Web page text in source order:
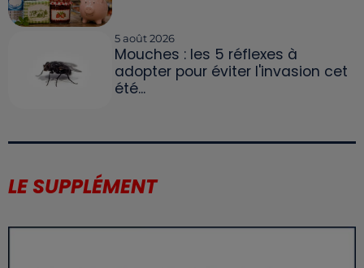
5 août 2026
Mouches : les 5 réflexes à
adopter pour éviter l'invasion cet
été...
LE SUPPLÉMENT